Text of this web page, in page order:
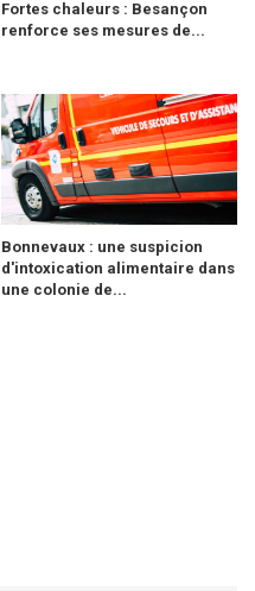
Fortes chaleurs : Besançon
renforce ses mesures de...
Bonnevaux : une suspicion
d'intoxication alimentaire dans
une colonie de...